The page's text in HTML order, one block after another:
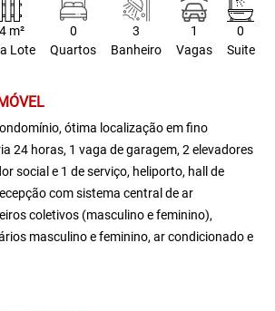
m²
Lote
0
Quartos
3
Banheiro
1
Vagas
0
Suite
ótima localização em fino
24 horas, 1 vaga de garagem, 2 elevadores
social e 1 de serviço, heliporto, hall de
com sistema central de ar
coletivos (masculino e feminino),
masculino e feminino, ar condicionado e